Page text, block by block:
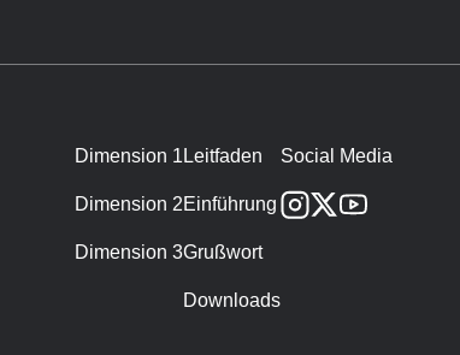
Dimension 1
Dimension 2
Dimension 3
Leitfaden
Einführung
Grußwort
Downloads
Social Media